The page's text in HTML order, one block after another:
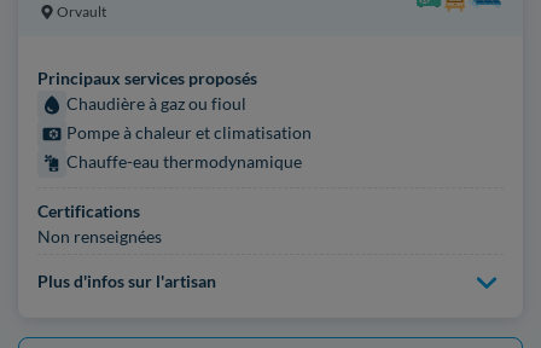
Orvault
Principaux services proposés
Chaudière à gaz ou fioul
Pompe à chaleur et climatisation
Chauffe-eau thermodynamique
Certifications
Non renseignées
Plus d'infos sur l'artisan